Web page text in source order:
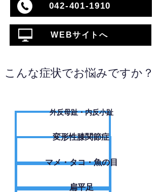
042-401-1910
WEBサイトへ
こんな症状でお悩みですか？
外反母趾・内反小趾
変形性膝関節症
​マメ・タコ・魚の目
扁平足